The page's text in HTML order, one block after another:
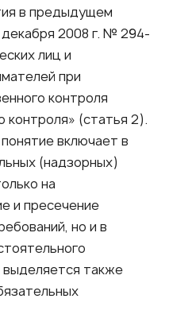
в предыдущем
2008 г. № 294-
лиц и
при
контроля
контроля» (статья 2).
включает в
(надзорных)
на
и пресечение
но и в
выделяется также